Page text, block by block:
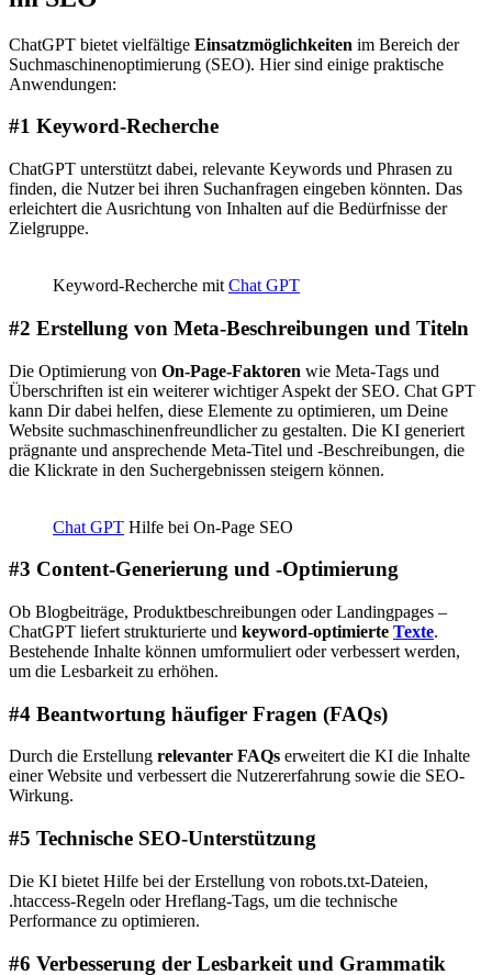
ChatGPT bietet vielfältige Einsatzmöglichkeiten im Bereich der
Suchmaschinenoptimierung (SEO). Hier sind einige praktische
Anwendungen:
#1 Keyword-Recherche
ChatGPT unterstützt dabei, relevante Keywords und Phrasen zu
finden, die Nutzer bei ihren Suchanfragen eingeben könnten. Das
erleichtert die Ausrichtung von Inhalten auf die Bedürfnisse der
Zielgruppe.
Keyword-Recherche mit Chat GPT
#2 Erstellung von Meta-Beschreibungen und Titeln
Die Optimierung von On-Page-Faktoren wie Meta-Tags und
Überschriften ist ein weiterer wichtiger Aspekt der SEO. Chat GPT
kann Dir dabei helfen, diese Elemente zu optimieren, um Deine
Website suchmaschinenfreundlicherzu gestalten. Die KI generiert
prägnante und ansprechende Meta-Titel und -Beschreibungen, die
die Klickrate in den Suchergebnissen steigern können.
Chat GPT Hilfe bei On-Page SEO
#3 Content-Generierung und -Optimierung
Ob Blogbeiträge, Produktbeschreibungen oder Landingpages –
ChatGPT liefert strukturierte und keyword-optimierte Texte.
Bestehende Inhalte können umformuliert oder verbessert werden,
um die Lesbarkeit zu erhöhen.
#4 Beantwortung häufiger Fragen (FAQs)
Durch die Erstellung relevanter FAQs erweitert die KI die Inhalte
einer Website und verbessert die Nutzererfahrung sowie die SEO-
Wirkung.
#5 Technische SEO-Unterstützung
Die KI bietet Hilfe bei der Erstellung von robots.txt-Dateien,
.htaccess-Regeln oder Hreflang-Tags, um die technische
Performance zu optimieren.
#6 Verbesserung der Lesbarkeit und Grammatik